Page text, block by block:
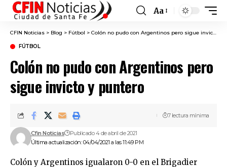
Font
Resizer
Aa
CFIN Noticias > Blog > Fútbol > Colón no pudo con Argentinos pero sigue invicto y puntero
FÚTBOL
Colón no pudo con Argentinos pero
sigue invicto y puntero
Última actualización: 04/04/2021 a las 11:49 PM
Cfin Noticias Publicado 4 de abril de 2021
7 lectura mínima
Colón y Argentinos igualaron 0-0 en el Brigadier